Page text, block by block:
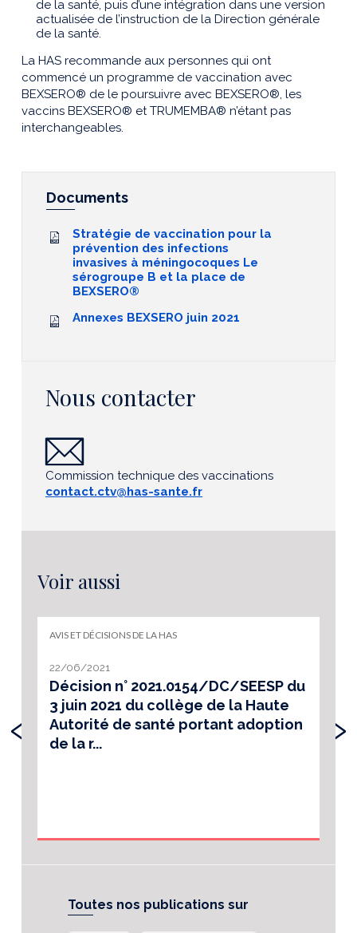
de la santé, puis d’une intégration dans une version
actualisée de l’instruction de la Direction générale
de la santé.
La HAS recommande aux personnes qui ont
commencé un programme de vaccination avec
BEXSERO® de le poursuivre avec BEXSERO®, les
vaccins BEXSERO® et TRUMEMBA® n’étant pas
interchangeables.
Documents
Stratégie de vaccination pour la
prévention des infections
invasives à méningocoques Le
sérogroupe B et la place de
BEXSERO®
Annexes BEXSERO juin 2021
Nous contacter
Commission technique des vaccinations
contact.ctv@has-sante.fr
Voir aussi
AVIS ET DÉCISIONS DE LA HAS
22/06/2021
Décision n° 2021.0154/DC/SEESP du
3 juin 2021 du collège de la Haute
Autorité de santé portant adoption
de la r...
‹ ›
Toutes nos publications sur